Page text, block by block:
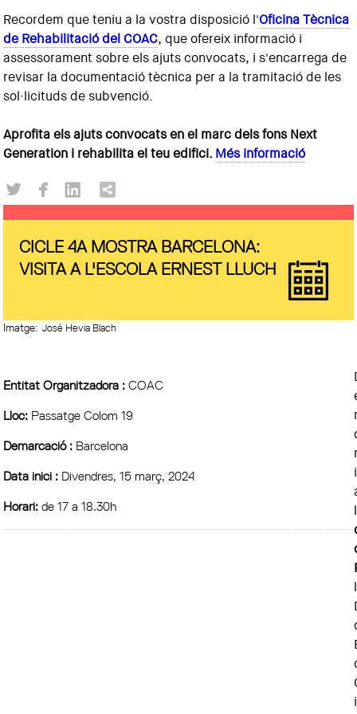
Recordem que teniu a la vostra disposició l'Oficina Tècnica
de Rehabilitació del COAC, que ofereix informació i
assessorament sobre els ajuts convocats, i s'encarrega de
revisar la documentació tècnica per a la tramitació de les
sol·licituds de subvenció.
Aprofita els ajuts convocats en el marc dels fons Next
Generation i rehabilita el teu edifici.​ Més informació
CICLE 4A MOSTRA BARCELONA:
VISITA A L'ESCOLA ERNEST LLUCH
Imatge: José Hevia Blach
Entitat Organitzadora :COAC
Lloc: Passatge Colom 19
Demarcació : Barcelona
Data inici : Divendres, 15 març, 2024
Horari:de 17 a 18.30h
i